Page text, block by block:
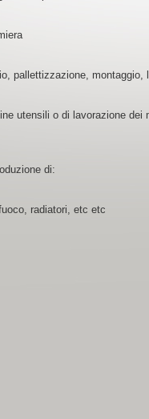
pallettizzazione, montaggio,
utensili o di lavorazione dei
di:
radiatori, etc etc